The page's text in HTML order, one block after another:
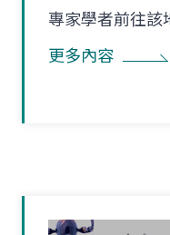
專家學者前往該
更多內容